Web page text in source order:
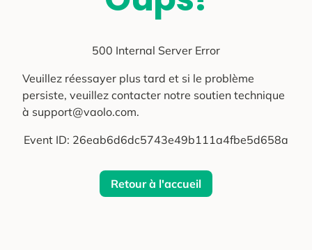
500 Internal Server Error
Veuillez réessayer plus tard et si le problème
persiste, veuillez contacter notre soutien technique
à support@vaolo.com.
Event ID: 26eab6d6dc5743e49b111a4fbe5d658a
Retour à l'accueil